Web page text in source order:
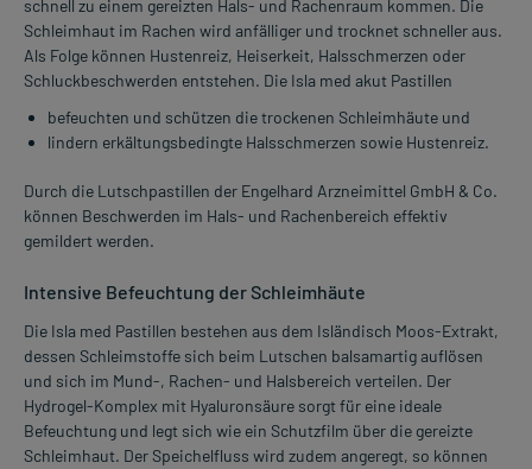
schnell zu einem gereizten Hals- und Rachenraum kommen. Die
Schleimhaut im Rachen wird anfälliger und trocknet schneller aus.
Als Folge können Hustenreiz, Heiserkeit, Halsschmerzen oder
Schluckbeschwerden entstehen. Die Isla med akut Pastillen
befeuchten und schützen die trockenen Schleimhäute und
lindern erkältungsbedingte Halsschmerzen sowie Hustenreiz.
Durch die Lutschpastillen der Engelhard Arzneimittel GmbH & Co.
können Beschwerden im Hals- und Rachenbereich effektiv
gemildert werden.
Intensive Befeuchtung der Schleimhäute
Die Isla med Pastillen bestehen aus dem Isländisch Moos-Extrakt,
dessen Schleimstoffe sich beim Lutschen balsamartig auflösen
und sich im Mund-, Rachen- und Halsbereich verteilen. Der
Hydrogel-Komplex mit Hyaluronsäure sorgt für eine ideale
Befeuchtung und legt sich wie ein Schutzfilm über die gereizte
Schleimhaut. Der Speichelfluss wird zudem angeregt, so können